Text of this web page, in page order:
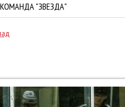
"ЗВЕЗДА"